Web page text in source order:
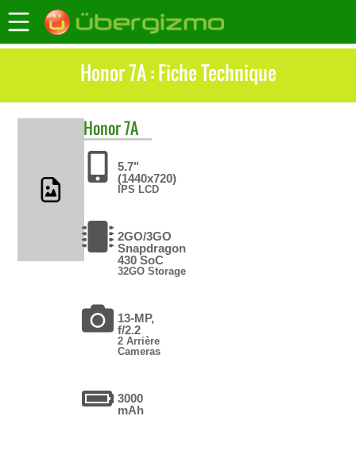
Honor 7A : Fiche Technique
Honor7A
5.7"
(1440x720)
IPS LCD
2GO/3GO
Snapdragon
430 SoC
32GO Storage
13-MP,
f/2.2
2 Arrière
Cameras
3000
mAh